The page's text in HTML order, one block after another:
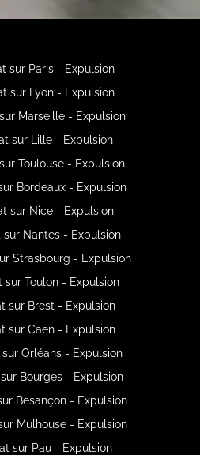
sur Paris - Expulsion
sur Lyon - Expulsion
Marseille - Expulsion
sur Lille - Expulsion
Toulouse - Expulsion
Bordeaux - Expulsion
sur Nice - Expulsion
sur Nantes - Expulsion
Strasbourg - Expulsion
sur Toulon - Expulsion
sur Brest - Expulsion
sur Caen - Expulsion
Orléans - Expulsion
Bourges - Expulsion
Besançon - Expulsion
Mulhouse - Expulsion
sur Pau - Expulsion